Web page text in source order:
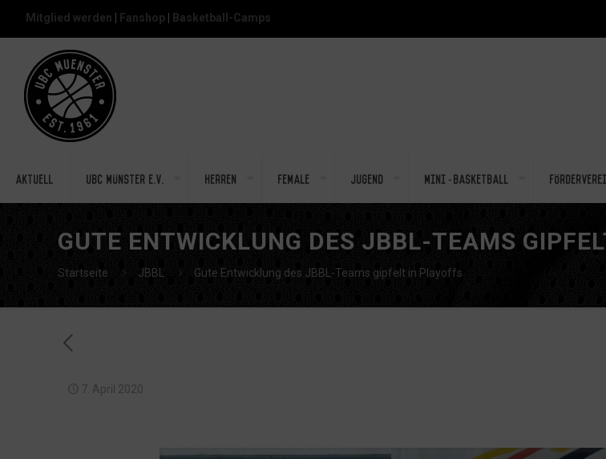
Mitglied werden Fanshop Basketball-Camps
Aktuell UBC Münster e.V. Herren Female Jugend Mini-Basketball
GUTE ENTWICKLUNG DES JBBL-TEAMS
Startseite JBBL Gute Entwicklung des JBBL-Teams gipfelt in Playoffs
7. April 2020